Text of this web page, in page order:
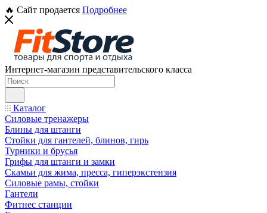
🔥 Сайт продается Подробнее
Интернет-магазин представительского класса
Каталог
Силовые тренажеры
Блины для штанги
Стойки для гантелей, блинов, гирь
Турники и брусья
Грифы для штанги и замки
Скамьи для жима, пресса, гиперэкстензия
Силовые рамы, стойки
Гантели
Фитнес станции